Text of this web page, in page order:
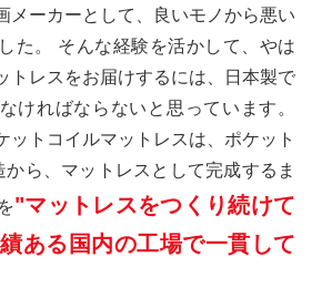
メーカーとして、良いモノから悪い
た。 そんな経験を活かして、やは
トレスをお届けするには、日本製で
ければならないと思っています。
ットコイルマットレスは、ポケット
ら、マットレスとして完成するま
"マットレスをつくり続けて
ある国内の工場で一貫して